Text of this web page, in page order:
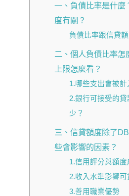
一、負債比率是什麼
度有關？
負債比率跟信貸
二、個人負債比率怎
上限怎麼看？
1.哪些支出會被計
2.銀行可接受的
少？
三、信貸額度除了
些會影響的因素？
1.信用評分與額度
2.收入水準影響可
3.善用職業優勢